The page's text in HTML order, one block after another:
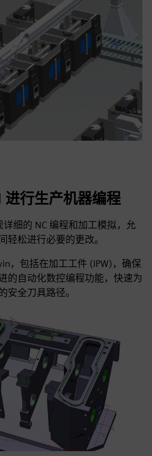
行生产机器编程
细的 NC 编程和加工模拟，允
轻松进行必要的更改。
，包括在加工工件 (IPW)，确保
的自动化数控编程功能，快速为
安全刀具路径。